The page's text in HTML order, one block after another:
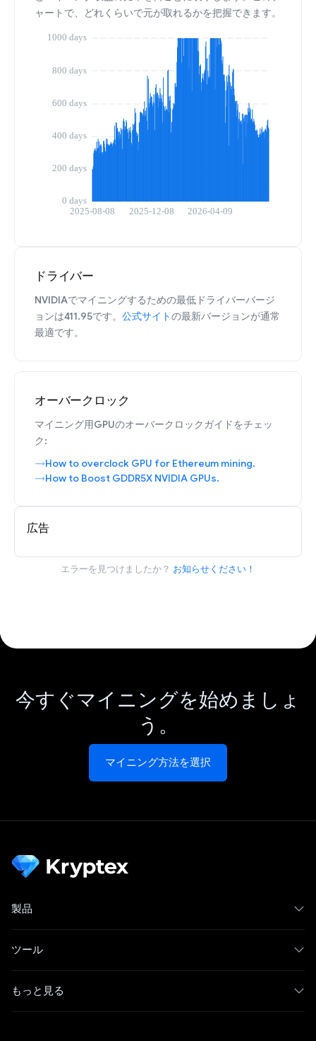
ャートで、どれくらいで元が取れるかを把握できます。
ドライバー
NVIDIAでマイニングするための最低ドライバーバージ
ョンは411.95です。 公式サイトの最新バージョンが通常
最適です。
オーバークロック
マイニング用GPUのオーバークロックガイドをチェッ
ク:
How to overclock GPU for Ethereum mining.
How to Boost GDDR5X NVIDIA GPUs.
広告
エラーを見つけましたか？ お知らせください！
今すぐマイニングを始めましょ
う。
マイニング方法を選択
製品
ツール
もっと見る